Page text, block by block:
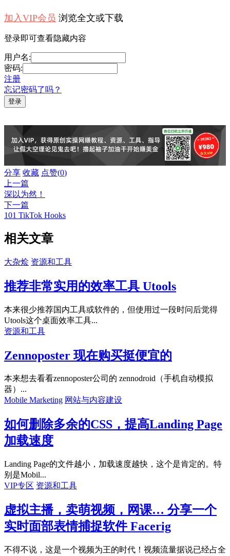
加入VIP会员 浏览全文或下载
登录即可查看隐藏内容
用户名:
密码:
注册
忘记密码了吗？
分享 收藏 点赞(0)
上一篇
深以为然！
下一篇
101 TikTok Hooks
相关文章
大杂烩 资源和工具
推荐非常实用的效率工具 Utools
本来很少推荐国内工具或软件的，但使用过一段时问后觉得
Utools这个桌面效率工具...
资源和工具
Zennoposter 现在购买挺便宜的
本来想去看看zennoposter公司的 zennodroid（手机自动模拟
器）...
Mobile Marketing 网站与内容建设
如何删除多余的CSS，提高Landing Page
加载速度
Landing Page的文件越小，加载速度越快，这个是肯定的。特
别是Mobil...
VIP专区 资源和工具
虚拟主播，卖萌视频，网课… 分享一个
实时面部表情捕捉软件 Facerig
不得不说，这是一个视频为王的时代！视频流量据说已经占全